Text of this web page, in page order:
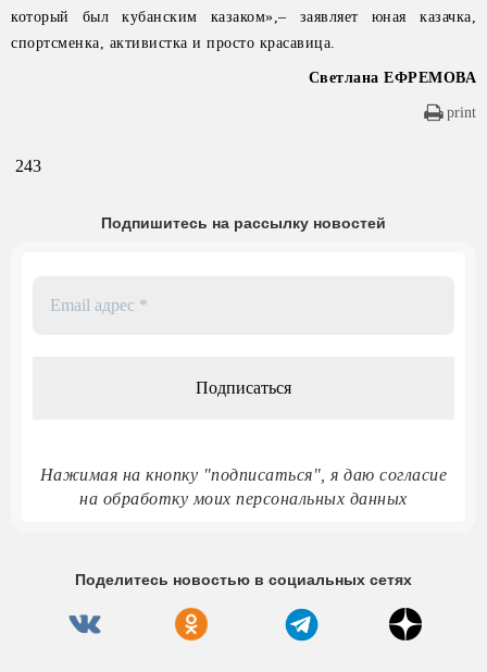
который был кубанским казаком»,– заявляет юная казачка,
спортсменка, активистка и просто красавица.
Светлана ЕФРЕМОВА
print
243
Подпишитесь на рассылку новостей
Нажимая на кнопку "подписаться", я даю согласие
на обработку моих персональных данных
Поделитесь новостью в социальных сетях